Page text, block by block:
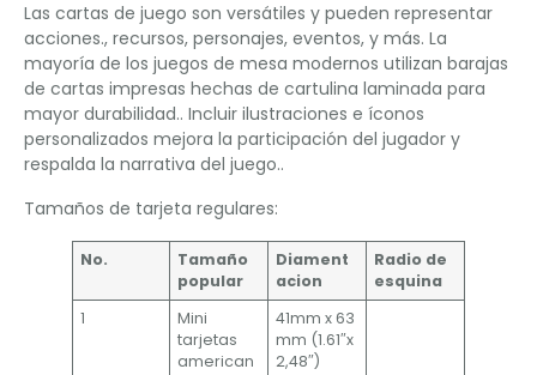
Las cartas de juego son versátiles y pueden representar
acciones., recursos, personajes, eventos, y más. La
mayoría de los juegos de mesa modernos utilizan barajas
de cartas impresas hechas de cartulina laminada para
mayor durabilidad.. Incluir ilustraciones e íconos
personalizados mejora la participación del jugador y
respalda la narrativa del juego..
Tamaños de tarjeta regulares:
No.
Tamaño
popular
Diament
acion
Radio de
esquina
1
Mini
tarjetas
american
41mm x 63
mm (1.61″x
2,48″)